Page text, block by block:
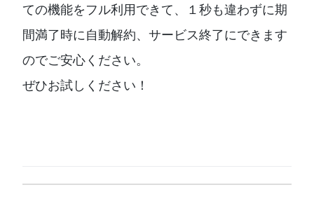
ての機能をフル利用できて、１秒も違わずに期
間満了時に自動解約、サービス終了にできます
のでご安心ください。
ぜひお試しください！